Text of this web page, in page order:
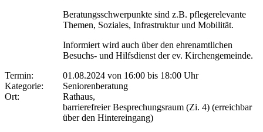
Beratungsschwerpunkte sind z.B. pflegerelevante
Themen, Soziales, Infrastruktur und Mobilität.
Informiert wird auch über den ehrenamtlichen
Besuchs- und Hilfsdienst der ev. Kirchengemeinde.
Termin:
01.08.2024 von 16:00 bis 18:00 Uhr
Kategorie:
Seniorenberatung
Ort:
Rathaus,
barrierefreier Besprechungsraum (Zi. 4) (erreichbar
über den Hintereingang)